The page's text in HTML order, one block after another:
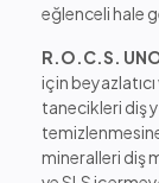
eğlenceli hale
R.O.C.S.
için
tanecikleri diş
mineralleri diş